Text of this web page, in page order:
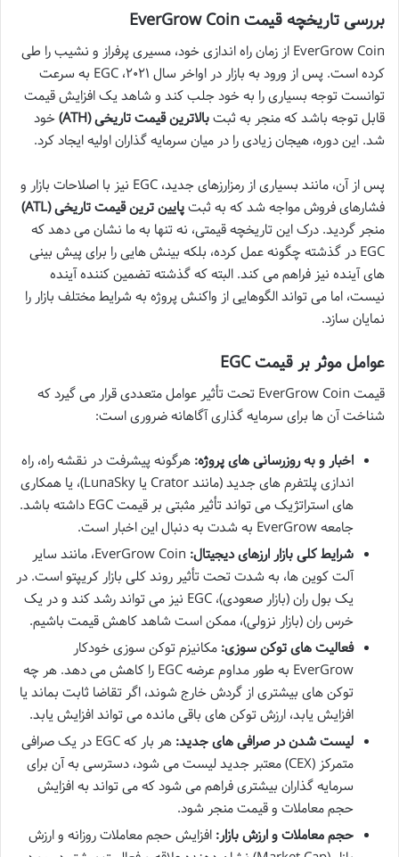
بررسی تاریخچه قیمت EverGrow Coin
EverGrow Coin از زمان راه اندازی خود، مسیری پرفراز و نشیب را طی
کرده است. پس از ورود به بازار در اواخر سال ۲۰۲۱، EGC به سرعت
توانست توجه بسیاری را به خود جلب کند و شاهد یک افزایش قیمت
قابل توجه باشد که منجر به ثبتبالاترین قیمت تاریخی (ATH)
خود
شد. این دوره، هیجان زیادی را در میان سرمایه گذاران اولیه ایجاد کرد.
پس از آن، مانند بسیاری از رمزارزهای جدید، EGC نیز با اصلاحات بازار و
فشارهای فروش مواجه شد که به ثبتپایین ترین قیمت تاریخی (ATL)
منجر گردید. درک این تاریخچه قیمتی، نه تنها به ما نشان می دهد که
EGC در گذشته چگونه عمل کرده، بلکه بینش هایی را برای پیش بینی
های آینده نیز فراهم می کند. البته که گذشته تضمین کننده آینده
نیست، اما می تواند الگوهایی از واکنش پروژه به شرایط مختلف بازار را
نمایان سازد.
عوامل موثر بر قیمت EGC
قیمت EverGrow Coin تحت تأثیر عوامل متعددی قرار می گیرد که
شناخت آن ها برای سرمایه گذاری آگاهانه ضروری است:
اخبار و به روزرسانی های پروژه: هرگونه پیشرفت در نقشه راه، راه
اندازی پلتفرم های جدید (مانند Crator یا LunaSky)، یا همکاری
های استراتژیک می تواند تأثیر مثبتی بر قیمت EGC داشته باشد.
جامعه EverGrow به شدت به دنبال این اخبار است.
شرایط کلی بازار ارزهای دیجیتال:
EverGrow Coin، مانند سایر
آلت کوین ها، به شدت تحت تأثیر روند کلی بازار کریپتو است. در
یک بول ران (بازار صعودی)، EGC نیز می تواند رشد کند و در یک
خرس ران (بازار نزولی)، ممکن است شاهد کاهش قیمت باشیم.
فعالیت های توکن سوزی: مکانیزم توکن سوزی خودکار
EverGrow به طور مداوم عرضه EGC را کاهش می دهد. هر چه
توکن های بیشتری از گردش خارج شوند، اگر تقاضا ثابت بماند یا
افزایش یابد، ارزش توکن های باقی مانده می تواند افزایش یابد.
لیست شدن در صرافی های جدید:
هر بار که EGC در یک صرافی
متمرکز (CEX) معتبر جدید لیست می شود، دسترسی به آن برای
سرمایه گذاران بیشتری فراهم می شود که می تواند به افزایش
حجم معاملات و قیمت منجر شود.
حجم معاملات و ارزش بازار: افزایش حجم معاملات روزانه و ارزش